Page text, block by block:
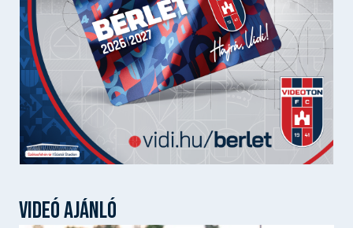
VIDEÓ AJÁNLÓ